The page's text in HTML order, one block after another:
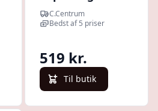
C.Centrum
Bedst af 5 priser
519 kr.
Til butik